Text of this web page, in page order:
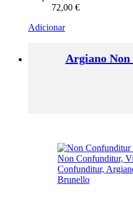
72,00 €
Adicionar
Argiano